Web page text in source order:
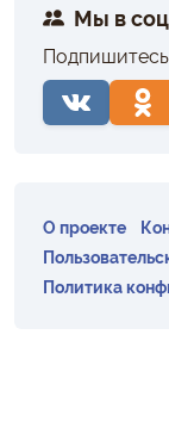
Мы в
О проекте
Политика